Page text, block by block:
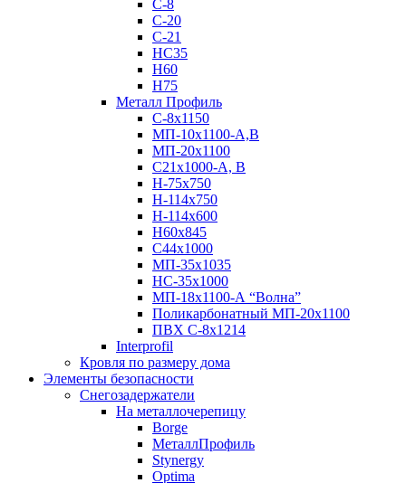
C-8
C-20
C-21
НС35
Н60
H75
Металл Профиль
С-8х1150
МП-10x1100-А,В
МП-20х1100
С21х1000-А, В
H-75х750
Н-114х750
Н-114х600
Н60х845
С44х1000
МП-35х1035
НС-35х1000
МП-18х1100-А “Волна”
Поликарбонатный МП-20х1100
ПВХ С-8х1214
Interprofil
Кровля по размеру дома
Элементы безопасности
Снегозадержатели
На металлочерепицу
Borge
МеталлПрофиль
Stynergy
Optima